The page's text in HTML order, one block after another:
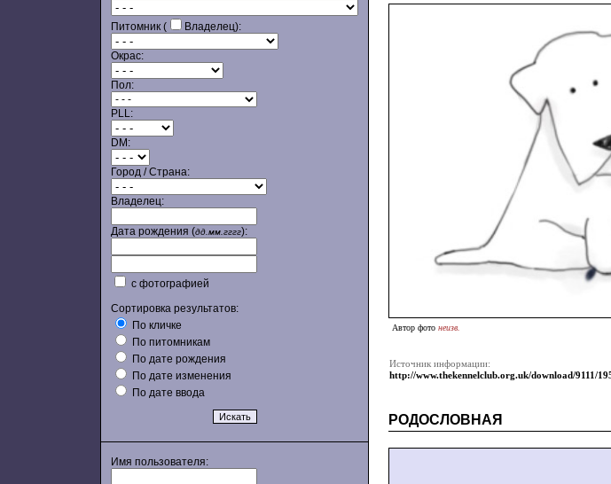
Питомник ( Владелец):
Окрас:
Пол:
PLL:
DM:
Город / Страна:
Владелец:
Дата рождения (дд.мм.гггг):
с фотографией
Сортировка результатов:
По кличке
По питомникам
По дате рождения
По дате изменения
По дате ввода
Имя пользователя:
Автор фото неизв.
Источник информации:
http://www.thekennelclub.org.uk/download/9111/
РОДОСЛОВНАЯ